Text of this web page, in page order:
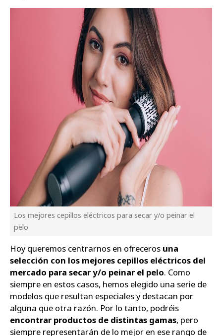
Los mejores cepillos eléctricos para secar y/o peinar el
pelo
Hoy queremos centrarnos en ofreceros una
selección con los mejores cepillos eléctricos del
mercado para secar y/o peinar el pelo. Como
siempre en estos casos, hemos elegido una serie de
modelos que resultan especiales y destacan por
alguna que otra razón. Por lo tanto, podréis
encontrar productos de distintas gamas, pero
siempre representarán de lo mejor en ese rango de